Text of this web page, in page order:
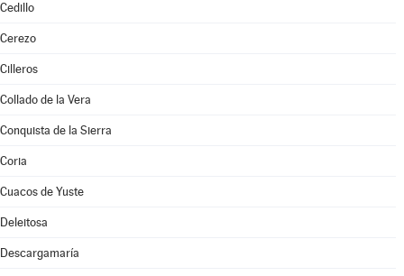
Cedillo
Cerezo
Cilleros
Collado de la Vera
Conquista de la Sierra
Coria
Cuacos de Yuste
Deleitosa
Descargamaría